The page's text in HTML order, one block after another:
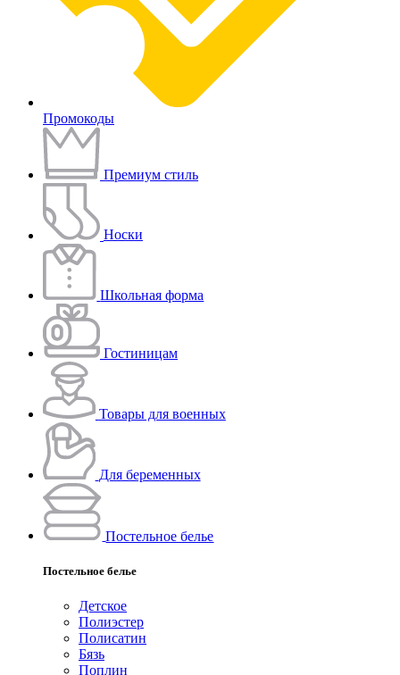
Промокоды
Премиум стиль
Носки
Школьная форма
Гостиницам
Товары для военных
Для беременных
Постельное белье
Постельное белье
Детское
Полиэстeр
Полисатин
Бязь
Поплин